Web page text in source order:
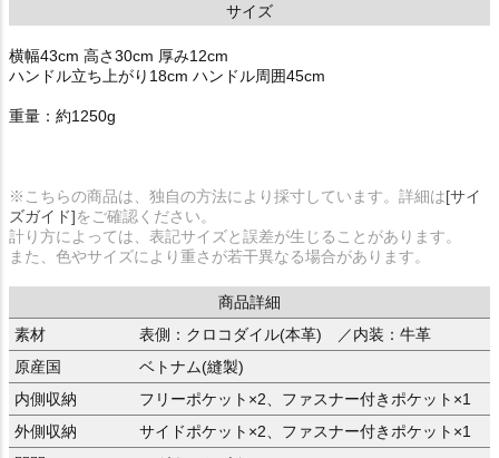
サイズ
横幅43cm 高さ30cm 厚み12cm
ハンドル立ち上がり18cm ハンドル周囲45cm
重量：約1250g
※こちらの商品は、独自の方法により採寸しています。詳細は[サイ
ズガイド]をご確認ください。
計り方によっては、表記サイズと誤差が生じることがあります。
また、色やサイズにより重さが若干異なる場合があります。
商品詳細
素材
表側：クロコダイル(本革) ／内装：牛革
原産国
ベトナム(縫製)
内側収納
フリーポケット×2、ファスナー付きポケット×1
外側収納
サイドポケット×2、ファスナー付きポケット×1